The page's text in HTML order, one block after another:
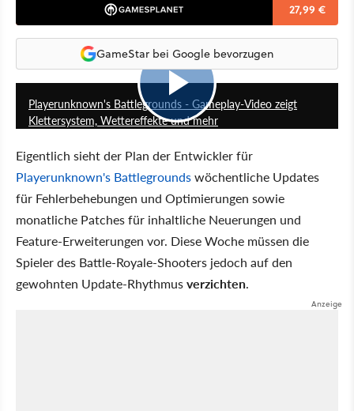
27,99 €
GameStar bei Google bevorzugen
1:13
Playerunknown's Battlegrounds - Gameplay-Video zeigt
Klettersystem, Wettereffekte und mehr
Eigentlich sieht der Plan der Entwickler für
Playerunknown's Battlegroundswöchentliche Updates
für Fehlerbehebungen und Optimierungen sowie
monatliche Patches für inhaltliche Neuerungen und
Feature-Erweiterungen vor. Diese Woche müssen die
Spieler des Battle-Royale-Shooters jedoch auf den
gewohnten Update-Rhythmusverzichten.